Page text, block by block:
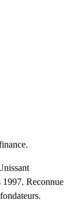
1997. Reconnue